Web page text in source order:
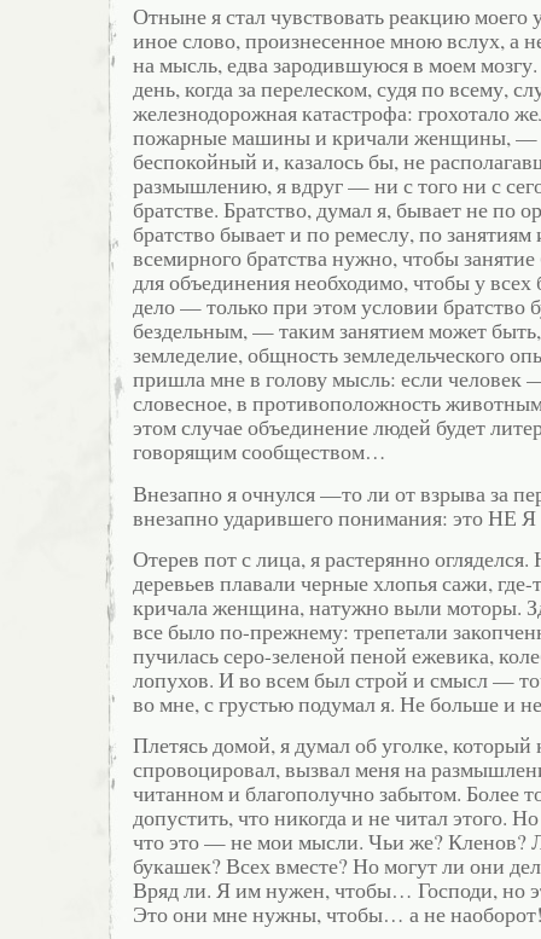
Отныне я стал чувствовать реакцию моего
иное слово, произнесенное мною вслух, а
на мысль, едва зародившуюся в моем
день, когда за перелеском, судя по всему,
железнодорожная катастрофа: грохотало
пожарные машины и кричали женщины, —
беспокойный и, казалось бы, не
размышлению, я вдруг — ни с того ни с
братстве. Братство, думал я, бывает не по
братство бывает и по ремеслу, по занятиям
всемирного братства нужно, чтобы
для объединения необходимо, чтобы у
дело — только при этом условии братство
бездельным, — таким занятием может
земледелие, общность земледельческого
пришла мне в голову мысль: если человек
словесное, в противоположность
этом случае объединение людей будет
говорящим сообществом…
Внезапно я очнулся —то ли от взрыва за
внезапно ударившего понимания: это НЕ
Отерев пот с лица, я растерянно
деревьев плавали черные хлопья сажи,
кричала женщина, натужно выли моторы.
все было по-прежнему: трепетали
пучилась серо-зеленой пеной ежевика,
лопухов. И во всем был строй и смысл —
во мне, с грустью подумал я. Не больше и
Плетясь домой, я думал об уголке, который
спровоцировал, вызвал меня на
читанном и благополучно забытом. Более
допустить, что никогда и не читал этого.
что это — не мои мысли. Чьи же? Кленов?
букашек? Всех вместе? Но могут ли они
Вряд ли. Я им нужен, чтобы… Господи, но
Это они мне нужны, чтобы… а не